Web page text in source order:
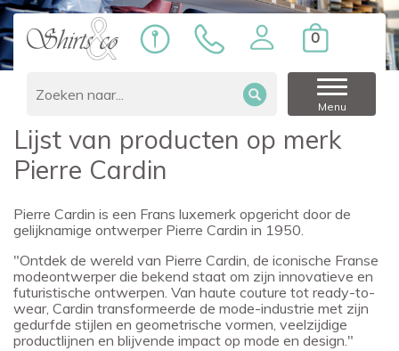
0
Menu
Home Merken
Lijst van producten op merk
Pierre Cardin
Pierre Cardin is een Frans luxemerk opgericht door de
gelijknamige ontwerper Pierre Cardin in 1950.
"Ontdek de wereld van Pierre Cardin, de iconische Franse
modeontwerper die bekend staat om zijn innovatieve en
futuristische ontwerpen. Van haute couture tot ready-to-
wear, Cardin transformeerde de mode-industrie met zijn
gedurfde stijlen en geometrische vormen, veelzijdige
productlijnen en blijvende impact op mode en design."